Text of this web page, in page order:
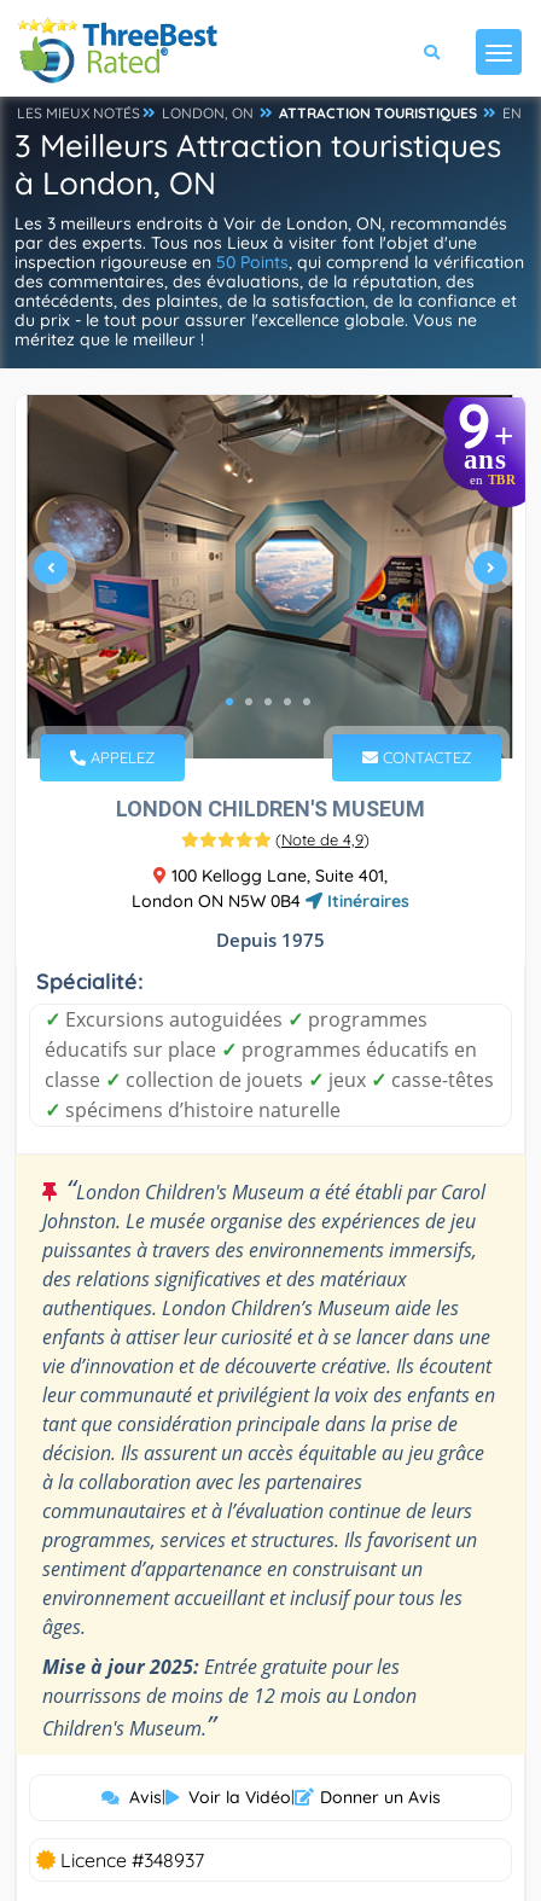
LES MIEUX NOTÉS LONDON, ON ATTRACTION TOURISTIQUES EN
3 Meilleurs Attraction touristiques
à London, ON
Les 3 meilleurs endroits à Voir de London, ON, recommandés
par des experts. Tous nos Lieux à visiter font l'objet d'une
inspection rigoureuse en 50 Points, qui comprend la vérification
des commentaires, des évaluations, de la réputation, des
antécédents, des plaintes, de la satisfaction, de la confiance et
du prix - le tout pour assurer l'excellence globale. Vous ne
méritez que le meilleur !
9+
ans
en TBR
APPELEZ CONTACTEZ
LONDON CHILDREN'S MUSEUM
(Note de 4,9)
100 Kellogg Lane, Suite 401,
London ON N5W 0B4
Itinéraires
Depuis 1975
Spécialité:
✓ Excursions autoguidées ✓ programmes
éducatifs sur place ✓ programmes éducatifs en
classe ✓ collection de jouets ✓ jeux ✓ casse-têtes
✓ spécimens d’histoire naturelle
“London Children's Museum a été établi par Carol
Johnston. Le musée organise des expériences de jeu
puissantes à travers des environnements immersifs,
des relations significatives et des matériaux
authentiques. London Children’s Museum aide les
enfants à attiser leur curiosité et à se lancer dans une
vie d’innovation et de découverte créative. Ils écoutent
leur communauté et privilégient la voix des enfants en
tant que considération principale dans la prise de
décision. Ils assurent un accès équitable au jeu grâce
à la collaboration avec les partenaires
communautaires et à l’évaluation continue de leurs
programmes, services et structures. Ils favorisent un
sentiment d’appartenance en construisant un
environnement accueillant et inclusif pour tous les
âges.
Mise à jour 2025:Entrée gratuite pour les
nourrissons de moins de 12 mois au London
Children's Museum.”
Avis| Voir la Vidéo| Donner un Avis
Licence #348937